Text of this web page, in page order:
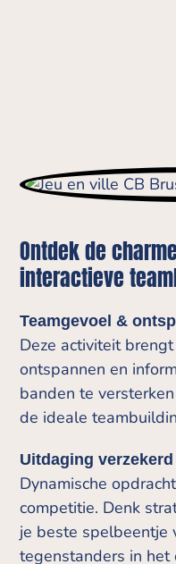
Ontdek de
interactieve
Teamgevoel &
Deze activiteit
ontspannen en
banden te
de ideale
Uitdaging verzekerd
Dynamische
competitie. Denk
je beste spelbeentje
tegenstanders in het